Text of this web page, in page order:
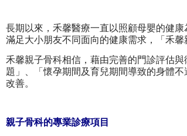
長期以來，禾馨醫療一直以照顧母嬰的健
滿足大小朋友不同面向的健康需求，「禾馨
禾馨親子骨科相信，藉由完善的門診評估
題」、「懷孕期間及育兒期間導致的身體
改善。
親子骨科的專業診療項目